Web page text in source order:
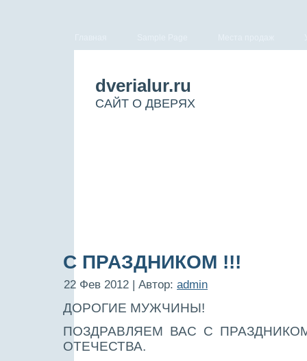
dverialur.ru
САЙТ О ДВЕРЯХ
С ПРАЗДНИКОМ !!!
22 Фев 2012 | Автор: admin
ДОРОГИЕ МУЖЧИНЫ!
ПОЗДРАВЛЯЕМ ВАС С
ОТЕЧЕСТВА.